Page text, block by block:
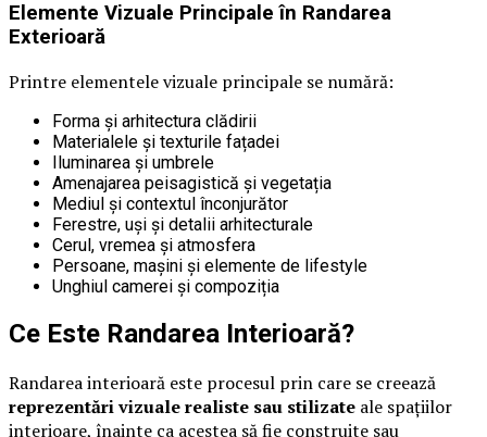
Elemente Vizuale Principale în Randarea
Exterioară
Printre elementele vizuale principale se numără:
Forma și arhitectura clădirii
Materialele și texturile fațadei
Iluminarea și umbrele
Amenajarea peisagistică și vegetația
Mediul și contextul înconjurător
Ferestre, uși și detalii arhitecturale
Cerul, vremea și atmosfera
Persoane, mașini și elemente de lifestyle
Unghiul camerei și compoziția
Ce Este Randarea Interioară?
Randarea interioară este procesul prin care se creează
reprezentări vizuale realiste sau stilizate ale spațiilor
interioare, înainte ca acestea să fie construite sau